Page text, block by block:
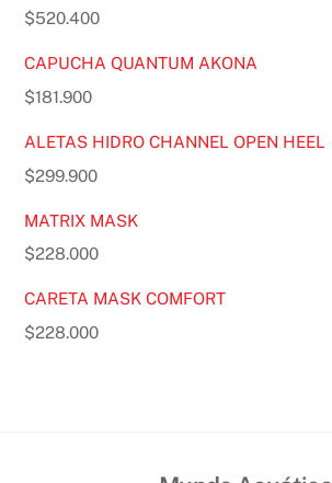
$520.400
CAPUCHA QUANTUM AKONA
$181.900
ALETAS HIDRO CHANNEL OPEN HEEL
$299.900
MATRIX MASK
$228.000
CARETA MASK COMFORT
$228.000